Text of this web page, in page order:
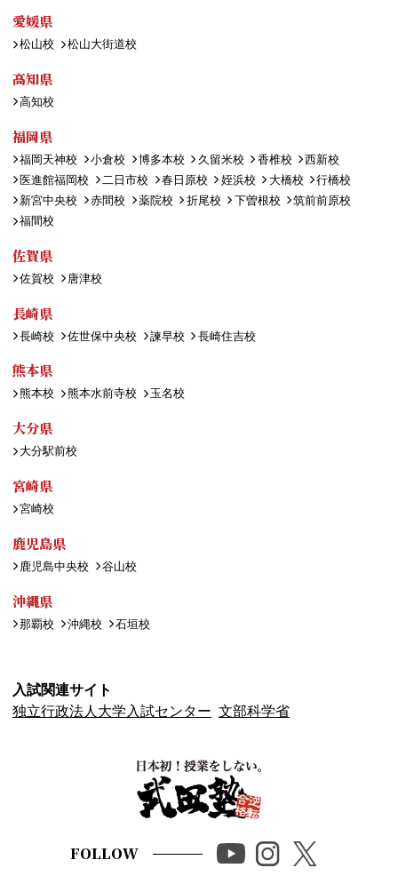
愛媛県
松山校 松山大街道校
高知県
高知校
福岡県
福岡天神校 小倉校 博多本校 久留米校 香椎校
西新校
医進館福岡校
二日市校 春日原校 姪浜校 大橋校
行橋校
新宮中央校
赤間校 薬院校 折尾校 下曽根校
筑前前原校
福間校
佐賀県
佐賀校 唐津校
長崎県
長崎校 佐世保中央校 諫早校 長崎住吉校
熊本県
熊本校 熊本水前寺校 玉名校
大分県
大分駅前校
宮崎県
宮崎校
鹿児島県
鹿児島中央校 谷山校
沖縄県
那覇校 沖縄校 石垣校
入試関連サイト
独立行政法人大学入試センター 文部科学省
FOLLOW